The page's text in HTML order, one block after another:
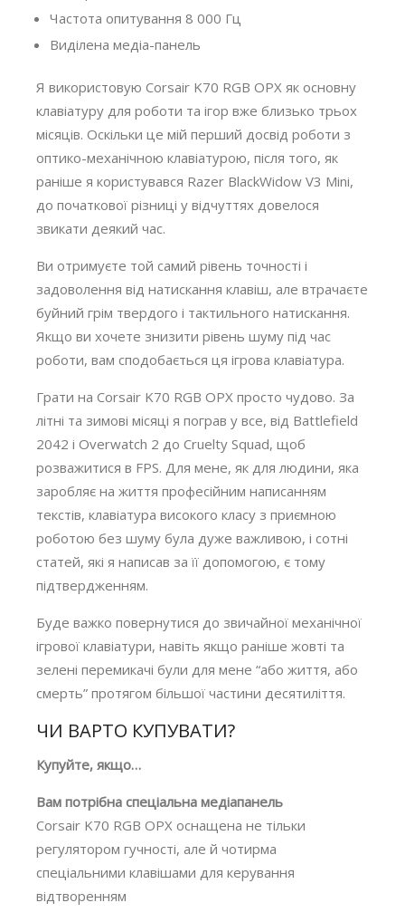
Частота опитування 8 000 Гц
Виділена медіа-панель
Я використовую Corsair K70 RGB OPX як основну
клавіатуру для роботи та ігор вже близько трьох
місяців. Оскільки це мій перший досвід роботи з
оптико-механічною клавіатурою, після того, як
раніше я користувався Razer BlackWidow V3 Mini,
до початкової різниці у відчуттях довелося
звикати деякий час.
Ви отримуєте той самий рівень точності і
задоволення від натискання клавіш, але втрачаєте
буйний грім твердого і тактильного натискання.
Якщо ви хочете знизити рівень шуму під час
роботи, вам сподобається ця ігрова клавіатура.
Грати на Corsair K70 RGB OPX просто чудово. За
літні та зимові місяці я пограв у все, від Battlefield
2042 і Overwatch 2 до Cruelty Squad, щоб
розважитися в FPS. Для мене, як для людини, яка
заробляє на життя професійним написанням
текстів, клавіатура високого класу з приємною
роботою без шуму була дуже важливою, і сотні
статей, які я написав за її допомогою, є тому
підтвердженням.
Буде важко повернутися до звичайної механічної
ігрової клавіатури, навіть якщо раніше жовті та
зелені перемикачі були для мене “або життя, або
смерть” протягом більшої частини десятиліття.
ЧИ ВАРТО КУПУВАТИ?
Купуйте, якщо…
Вам потрібна спеціальна медіапанель
Corsair K70 RGB OPX оснащена не тільки
регулятором гучності, але й чотирма
спеціальними клавішами для керування
відтворенням